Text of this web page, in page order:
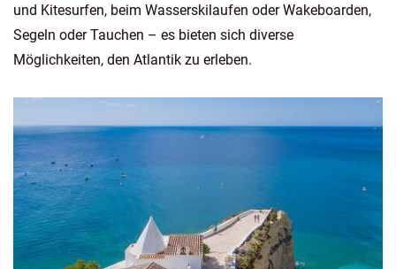
und Kitesurfen, beim Wasserskilaufen oder Wakeboarden,
Segeln oder Tauchen – es bieten sich diverse
Möglichkeiten, den Atlantik zu erleben.